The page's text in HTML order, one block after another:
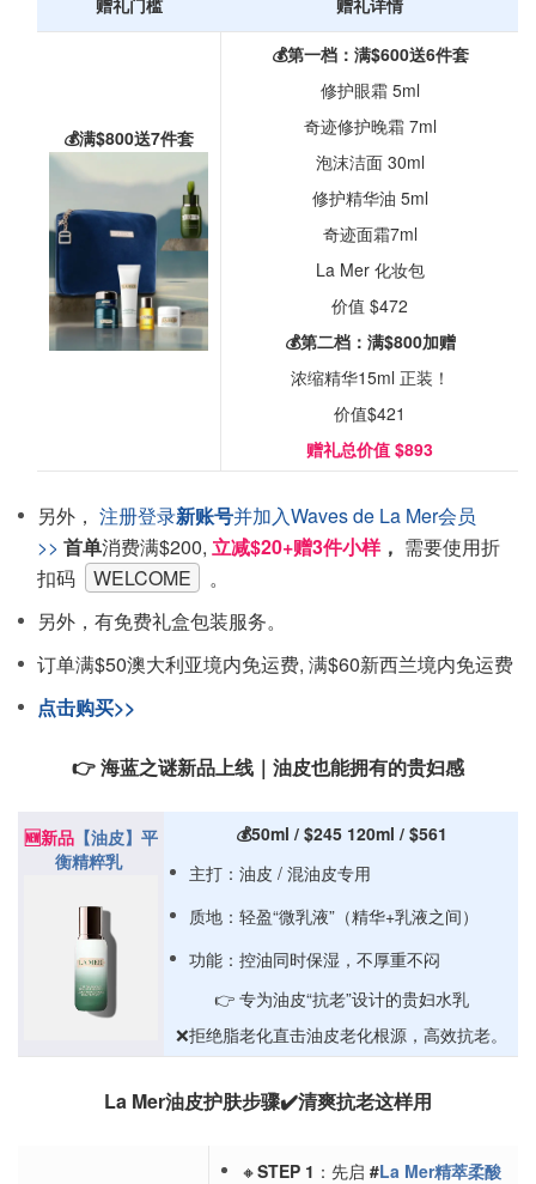
赠礼门槛 赠礼详情
💰满$800送7件套
💰第一档：满$600送6件套
修护眼霜 5ml
奇迹修护晚霜 7ml
泡沫洁面 30ml
修护精华油 5ml
奇迹面霜7ml
La Mer 化妆包
价值 $472
💰第二档：满$800加赠
浓缩精华15ml 正装！
价值$421
赠礼总价值 $893
另外， 注册登录新账号并加入Waves de La Mer会员
>> 首单消费满$200, 立减$20+赠3件小样， 需要使用折
扣码
WELCOME
。
另外，有免费礼盒包装服务。
订单满$50澳大利亚境内免运费, 满$60新西兰境内免运费
点击购买>>
👉 海蓝之谜新品上线｜油皮也能拥有的贵妇感
🆕新品 【油皮】平
衡精粹乳
💰50ml / $245 120ml / $561
主打：油皮 / 混油皮专用
质地：轻盈“微乳液”（精华+乳液之间）
功能：控油同时保湿，不厚重不闷
👉 专为油皮“抗老”设计的贵妇水乳
❌️拒绝脂老化直击油皮老化根源，高效抗老。
La Mer油皮护肤步骤✔️清爽抗老这样用
🔸STEP 1 ：先启 #La Mer精萃柔酸